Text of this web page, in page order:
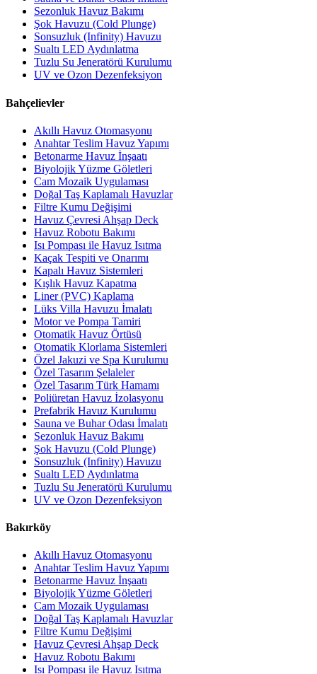
Sezonluk Havuz Bakımı
Şok Havuzu (Cold Plunge)
Sonsuzluk (Infinity) Havuzu
Sualtı LED Aydınlatma
Tuzlu Su Jeneratörü Kurulumu
UV ve Ozon Dezenfeksiyon
Bahçelievler
Akıllı Havuz Otomasyonu
Anahtar Teslim Havuz Yapımı
Betonarme Havuz İnşaatı
Biyolojik Yüzme Göletleri
Cam Mozaik Uygulaması
Doğal Taş Kaplamalı Havuzlar
Filtre Kumu Değişimi
Havuz Çevresi Ahşap Deck
Havuz Robotu Bakımı
Isı Pompası ile Havuz Isıtma
Kaçak Tespiti ve Onarımı
Kapalı Havuz Sistemleri
Kışlık Havuz Kapatma
Liner (PVC) Kaplama
Lüks Villa Havuzu İmalatı
Motor ve Pompa Tamiri
Otomatik Havuz Örtüsü
Otomatik Klorlama Sistemleri
Özel Jakuzi ve Spa Kurulumu
Özel Tasarım Şelaleler
Özel Tasarım Türk Hamamı
Poliüretan Havuz İzolasyonu
Prefabrik Havuz Kurulumu
Sauna ve Buhar Odası İmalatı
Sezonluk Havuz Bakımı
Şok Havuzu (Cold Plunge)
Sonsuzluk (Infinity) Havuzu
Sualtı LED Aydınlatma
Tuzlu Su Jeneratörü Kurulumu
UV ve Ozon Dezenfeksiyon
Bakırköy
Akıllı Havuz Otomasyonu
Anahtar Teslim Havuz Yapımı
Betonarme Havuz İnşaatı
Biyolojik Yüzme Göletleri
Cam Mozaik Uygulaması
Doğal Taş Kaplamalı Havuzlar
Filtre Kumu Değişimi
Havuz Çevresi Ahşap Deck
Havuz Robotu Bakımı
Isı Pompası ile Havuz Isıtma